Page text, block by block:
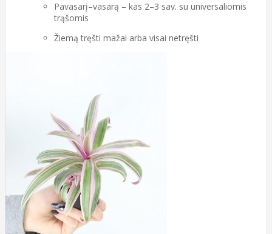
Pavasarį–vasarą – kas 2–3 sav. su universaliomis
trąšomis
Žiemą tręšti mažai arba visai netręšti